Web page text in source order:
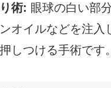
術: 眼球の白い部
オイルなどを注入
しつける手術です。